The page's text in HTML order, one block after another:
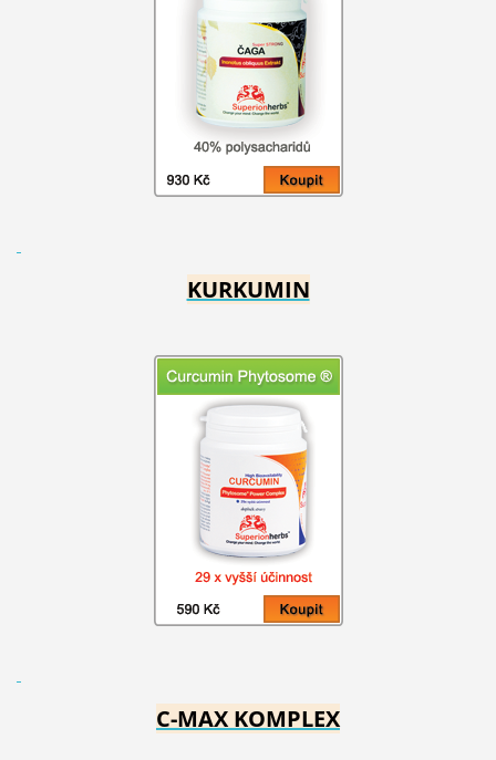
KURKUMIN
C-MAX KOMPLEX